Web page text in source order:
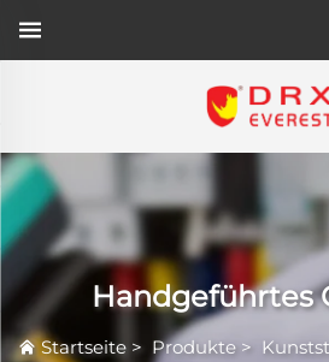
Handgeführtes
Startseite > Produkte>